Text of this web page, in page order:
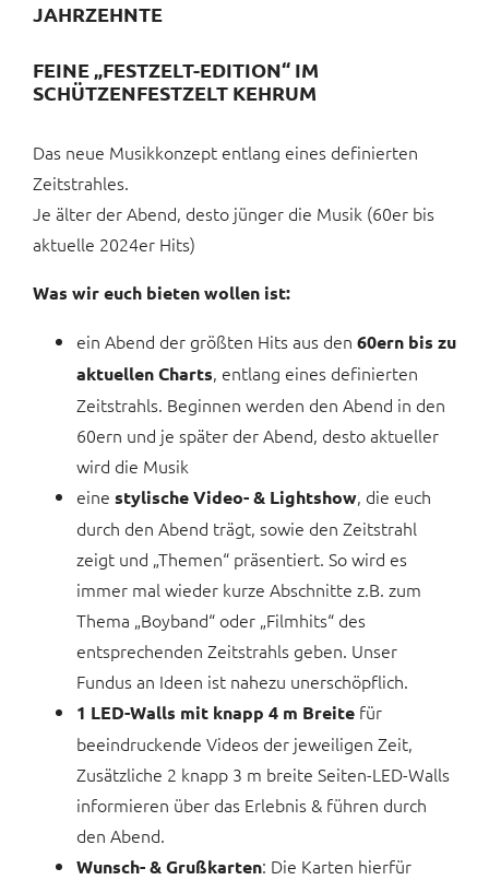
JAHRZEHNTE
FEINE „FESTZELT-EDITION“ IM
SCHÜTZENFESTZELT KEHRUM
Das neue Musikkonzept entlang eines definierten
Zeitstrahles.
Je älter der Abend, desto jünger die Musik (60er bis
aktuelle 2024er Hits)
Was wir euch bieten wollen ist:
ein Abend der größten Hits aus den 60ern bis zu
aktuellen Charts, entlang eines definierten
Zeitstrahls. Beginnen werden den Abend in den
60ern und je später der Abend, desto aktueller
wird die Musik
eine stylische Video- & Lightshow, die euch
durch den Abend trägt, sowie den Zeitstrahl
zeigt und „Themen“ präsentiert. So wird es
immer mal wieder kurze Abschnitte z.B. zum
Thema „Boyband“ oder „Filmhits“ des
entsprechenden Zeitstrahls geben. Unser
Fundus an Ideen ist nahezu unerschöpflich.
1 LED-Walls mit knapp 4 m Breite für
beeindruckende Videos der jeweiligen Zeit,
Zusätzliche 2 knapp 3 m breite Seiten-LED-Walls
informieren über das Erlebnis & führen durch
den Abend.
Wunsch- & Grußkarten: Die Karten hierfür